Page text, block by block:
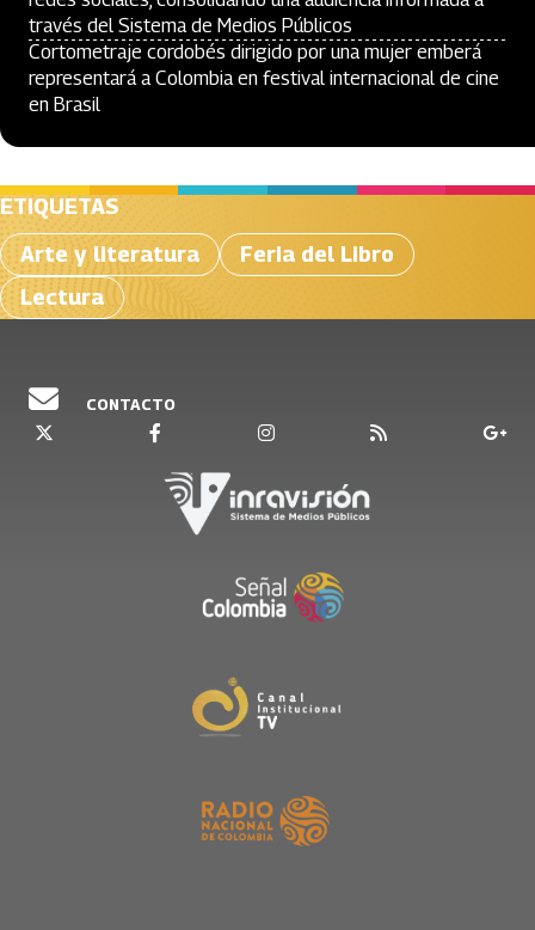
través del Sistema de Medios Públicos
Cortometraje cordobés dirigido por una mujer emberá
representará a Colombia en festival internacional de cine
en Brasil
ETIQUETAS
Arte y literatura
Feria del Libro
Lectura
CONTACTO